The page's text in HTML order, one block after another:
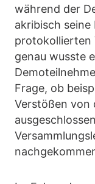
während der
akribisch seine
protokollierten
genau wusste
Frage, ob
Verstößen von